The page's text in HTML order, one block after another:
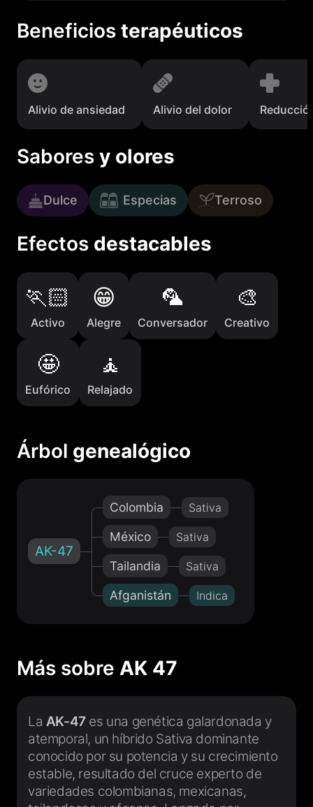
Beneficios terapéuticos
Alivio de ansiedad Alivio del dolor
Sabores y olores
Dulce Especias Terroso
Efectos destacables
Activo Alegre Conversador Creativo
Eufórico Relajado
Árbol genealógico
AK-47
Colombia Sativa
México Sativa
Tailandia Sativa
Afganistán Indica
Más sobre AK 47
La AK-47es una genética galardonada y
atemporal, un híbrido Sativa dominante
conocido por su potencia y su crecimiento
estable, resultado del cruce experto de
variedades colombianas, mexicanas,